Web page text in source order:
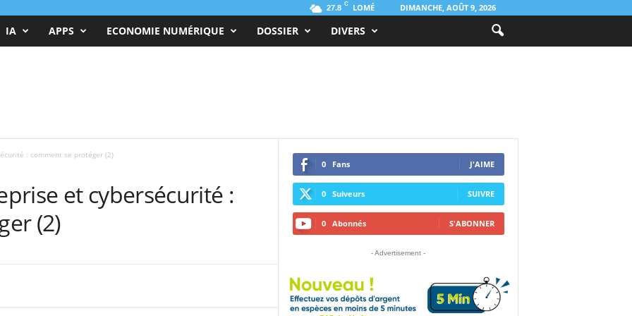
27.8 C LOMÉ DIMANCHE, AOÛT 9, 2026
IA APPS ECONOMIE NUMÉRIQUE DOSSIER DIVERS
: comment se protéger (2)
et cybersécurité :
(2)
0 Fans J'AIME
0 Suiveurs SUIVRE
0 Abonnés S'ABONNER
- Advertisement -